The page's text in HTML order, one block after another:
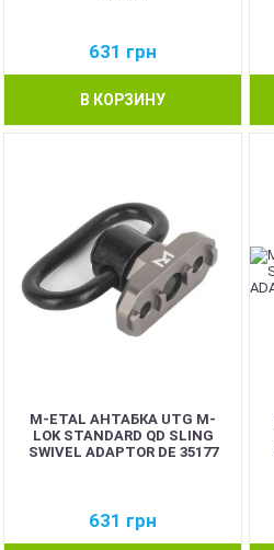
631 грн
В КОРЗИНУ
M-ETAL АНТАБКА UTG M-
LOK STANDARD QD SLING
SWIVEL ADAPTOR DE 35177
631 грн